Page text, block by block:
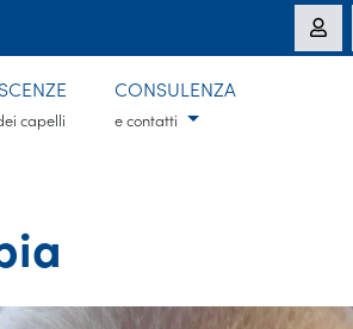
capelli
CONSULENZA
e contatti